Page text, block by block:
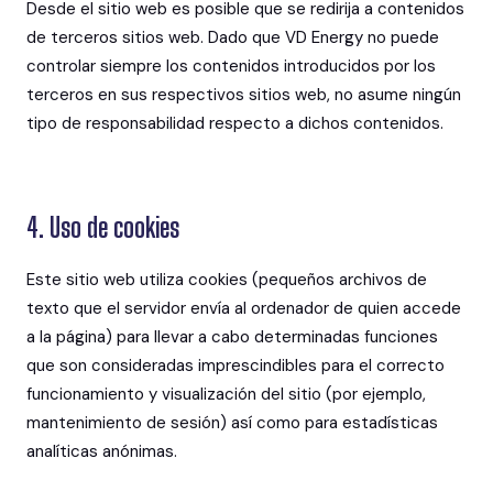
Desde el sitio web es posible que se redirija a contenidos
de terceros sitios web. Dado que VD Energy no puede
controlar siempre los contenidos introducidos por los
terceros en sus respectivos sitios web, no asume ningún
tipo de responsabilidad respecto a dichos contenidos.
4. Uso de cookies
Este sitio web utiliza cookies (pequeños archivos de
texto que el servidor envía al ordenador de quien accede
a la página) para llevar a cabo determinadas funciones
que son consideradas imprescindibles para el correcto
funcionamiento y visualización del sitio (por ejemplo,
mantenimiento de sesión) así como para estadísticas
analíticas anónimas.